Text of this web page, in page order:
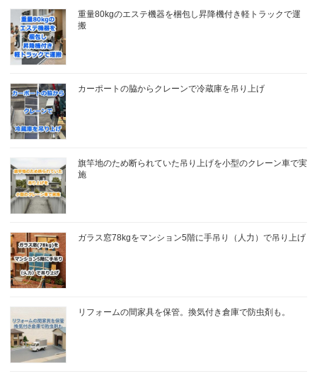
重量80kgのエステ機器を梱包し昇降機付き軽トラックで運
搬
カーポートの脇からクレーンで冷蔵庫を吊り上げ
旗竿地のため断られていた吊り上げを小型のクレーン車で実
施
ガラス窓78kgをマンション5階に手吊り（人力）で吊り上げ
リフォームの間家具を保管。換気付き倉庫で防虫剤も。